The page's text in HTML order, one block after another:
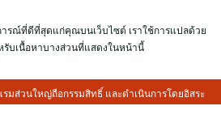
ารณ์ที่ดีที่สุดแก่คุณบนเว็บไซต์ เราใช้การแปลด้วย
รับเนื้อหาบางส่วนที่แสดงในหน้านี้
มส่วนใหญ่ถือกรรมสิทธิ์ และดำเนินการโดยอิสระ